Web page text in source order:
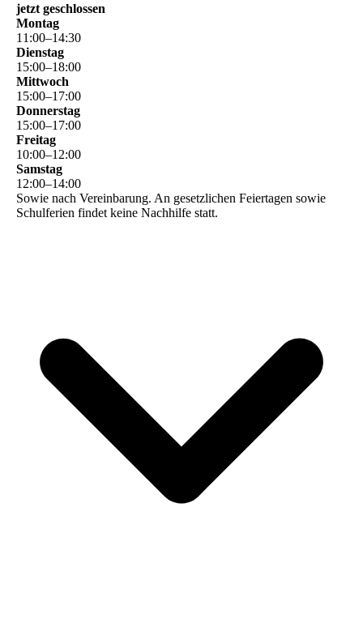
jetzt geschlossen
Montag
11 :00–14:30
Dienstag
15:00–18:00
Mittwoch
15:00–17:00
Donnerstag
15:00–17:00
Freitag
10:00–12:00
Samstag
12:00–14:00
Sowie nach Vereinbarung. An gesetzlichen Feiertagen sowie
Schulferien findet keine Nachhilfe statt.